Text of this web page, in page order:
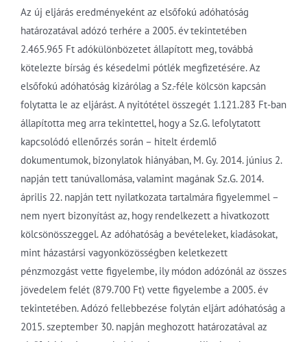
Az új eljárás eredményeként az elsőfokú adóhatóság
határozatával adózó terhére a 2005. év tekintetében
2.465.965 Ft adókülönbözetet állapított meg, továbbá
kötelezte bírság és késedelmi pótlék megfizetésére. Az
elsőfokú adóhatóság kizárólag a Sz.-féle kölcsön kapcsán
folytatta le az eljárást. A nyitótétel összegét 1.121.283 Ft-ban
állapította meg arra tekintettel, hogy a Sz.G. lefolytatott
kapcsolódó ellenőrzés során – hitelt érdemlő
dokumentumok, bizonylatok hiányában, M. Gy. 2014. június 2.
napján tett tanúvallomása, valamint magának Sz.G. 2014.
április 22. napján tett nyilatkozata tartalmára figyelemmel –
nem nyert bizonyítást az, hogy rendelkezett a hivatkozott
kölcsönösszeggel. Az adóhatóság a bevételeket, kiadásokat,
mint házastársi vagyonközösségben keletkezett
pénzmozgást vette figyelembe, ily módon adózónál az összes
jövedelem felét (879.700 Ft) vette figyelembe a 2005. év
tekintetében. Adózó fellebbezése folytán eljárt adóhatóság a
2015. szeptember 30. napján meghozott határozatával az